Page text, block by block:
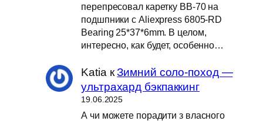
перепресовал каретку BB-70 на
подшпники с Aliexpress 6805-RD
Bearing 25*37*6mm. В целом,
интересно, как будет, особенно…
Katia кЗимний соло-поход —
ультрахард бэкпаккинг
19.06.2025
А чи можете порадити з власного